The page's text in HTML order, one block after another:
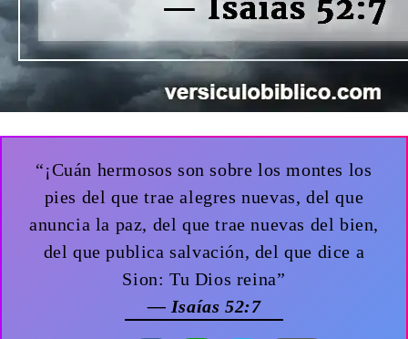
“¡Cuán hermosos son sobre los montes los
pies del que trae alegres nuevas, del que
anuncia la paz, del que trae nuevas del bien,
del que publica salvación, del que dice a
Sion: Tu Dios reina”
— Isaías 52:7